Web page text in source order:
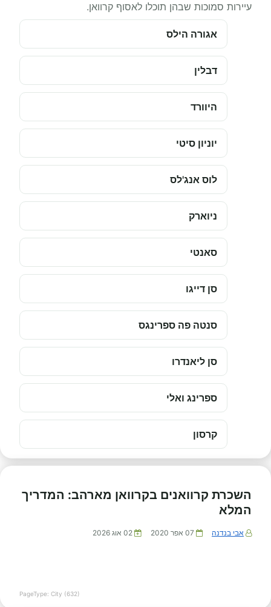
עיירות סמוכות שבהן תוכלו לאסוף קרוואן.
אגורה הילס
דבלין
היוורד
יוניון סיטי
לוס אנג'לס
ניוארק
סאנטי
סן דייגו
סנטה פה ספרינגס
סן ליאנדרו
ספרינג ואלי
קרסון
השכרת קרוואנים בקרוואן מארהב: המדריך
המלא
אבי בנדנה 07 אפר 2020 02 אוג 2026
PageType: City (632)